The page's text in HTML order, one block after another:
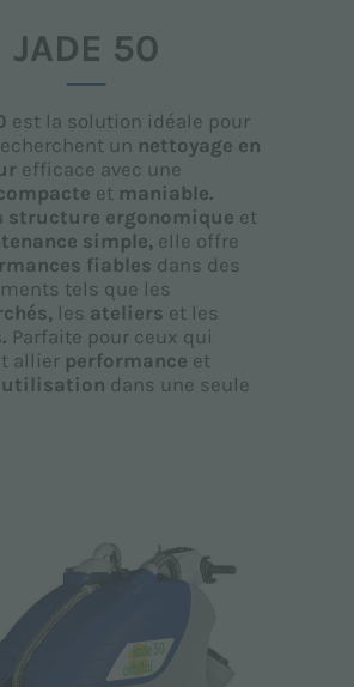
JADE 50
est la solution idéale pour
un nettoyage en
efficace avec une
et maniable.
structure ergonomique et
simple, elle offre
fiables dans des
tels que les
les ateliers et les
Parfaite pour ceux qui
allier performance et
dans une seule